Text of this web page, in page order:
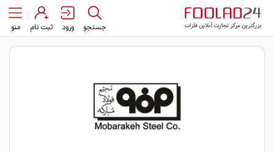
جستجو ورود ثبت نام منو